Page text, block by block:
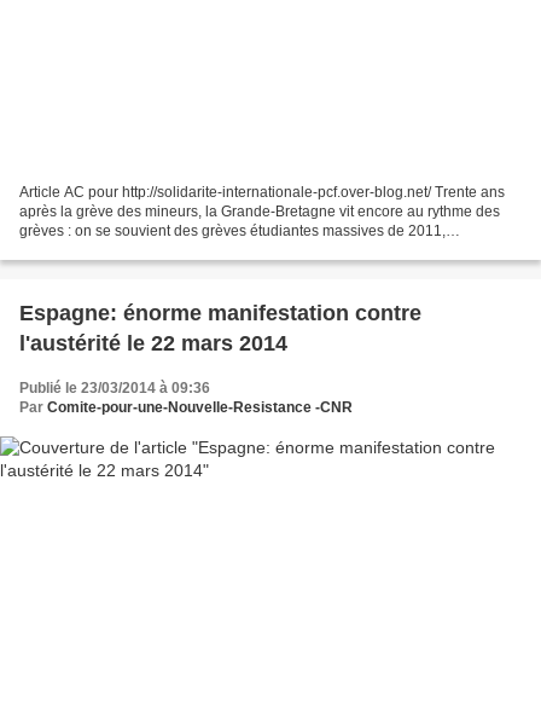
Article AC pour http://solidarite-internationale-pcf.over-blog.net/ Trente ans
après la grève des mineurs, la Grande-Bretagne vit encore au rythme des
grèves : on se souvient des grèves étudiantes massives de 2011,
Espagne: énorme manifestation contre
l'austérité le 22 mars 2014
Publié le 23/03/2014 à 09:36
Par Comite-pour-une-Nouvelle-Resistance -CNR